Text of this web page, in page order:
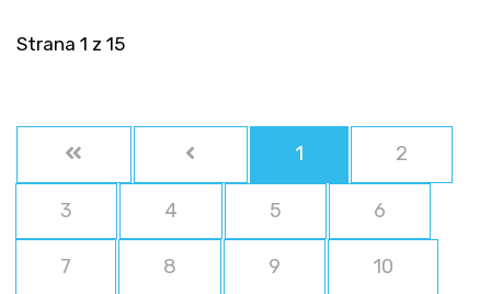
Strana 1 z 15
1 2
3 4 5 6
7 8 9 10